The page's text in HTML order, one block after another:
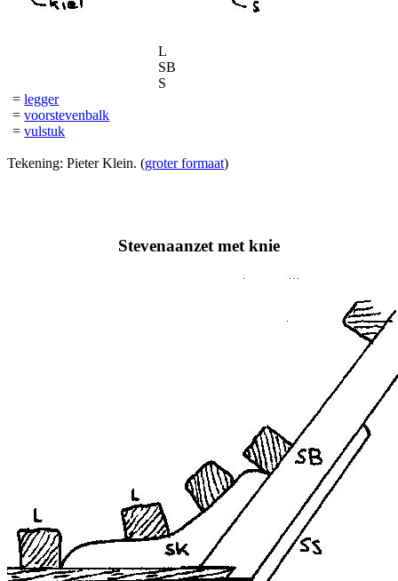
L
SB
S
=legger
=voorstevenbalk
=vulstuk
Tekening: Pieter Klein. (groter formaat)
Stevenaanzet met knie